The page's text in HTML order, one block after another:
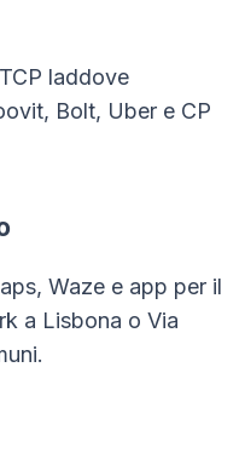
laddove
Bolt, Uber e CP
Waze e app per il
a Lisbona o Via